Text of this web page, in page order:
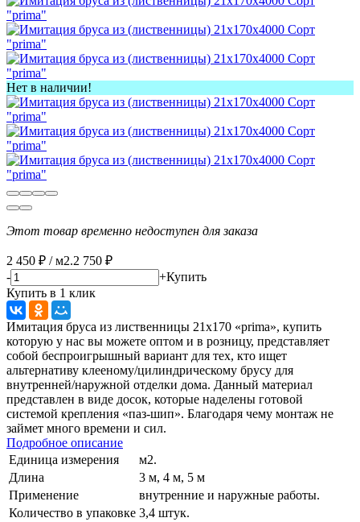
Нет в наличии!
Этот товар временно недоступен для заказа
2 450 ₽ /м2.2 750 ₽
-
+Купить
Купить в 1 клик
Имитация бруса из лиственницы 21х170 «prima», купить
которую у нас вы можете оптом и в розницу, представляет
собой беспроигрышный вариант для тех, кто ищет
альтернативу клееному/цилиндрическому брусу для
внутренней/наружной отделки дома. Данный материал
представлен в виде досок, которые наделены готовой
системой крепления «паз-шип». Благодаря чему монтаж не
займет много времени и сил.
Подробное описание
Единица измерения
м2.
Длина
3 м, 4 м, 5 м
Применение
внутренние и наружные работы.
Количество в упаковке 3,4 штук.